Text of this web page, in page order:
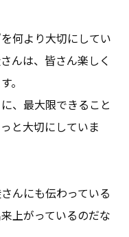
何より大切にしてい
んは、皆さん楽しく
。
、最大限できること
と大切にしていま
んにも伝わっている
上がっているのだな